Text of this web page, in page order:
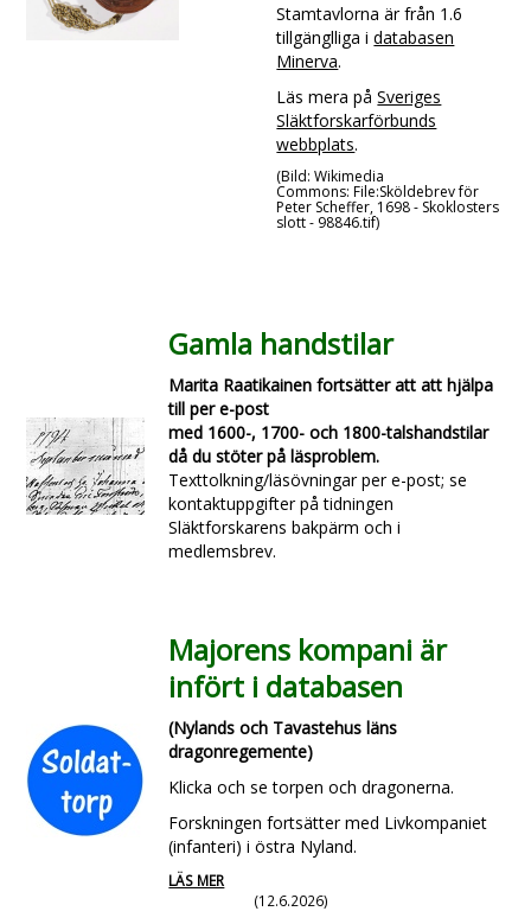
Stamtavlorna är från 1.6
tillgänglliga idatabasen
Minerva.
Läs mera påSveriges
Släktforskarförbunds
webbplats.
(Bild: Wikimedia
Commons: File:Sköldebrev för
Peter Scheffer, 1698 - Skoklosters
slott - 98846.tif)
Gamla handstilar
Marita Raatikainen fortsätter att att hjälpa
till per e-post
med 1600-, 1700- och 1800-talshandstilar
då du stöter på läsproblem.
Texttolkning/läsövningar per e-post; se
kontaktuppgifter på tidningen
Släktforskarens bakpärm och i
medlemsbrev.
Majorens kompani är
infört i databasen
(Nylands och Tavastehus läns
dragonregemente)
Klicka och se torpen och dragonerna.
Forskningen fortsätter med Livkompaniet
(infanteri) i östra Nyland.
LÄS MER
(12.6.2026)